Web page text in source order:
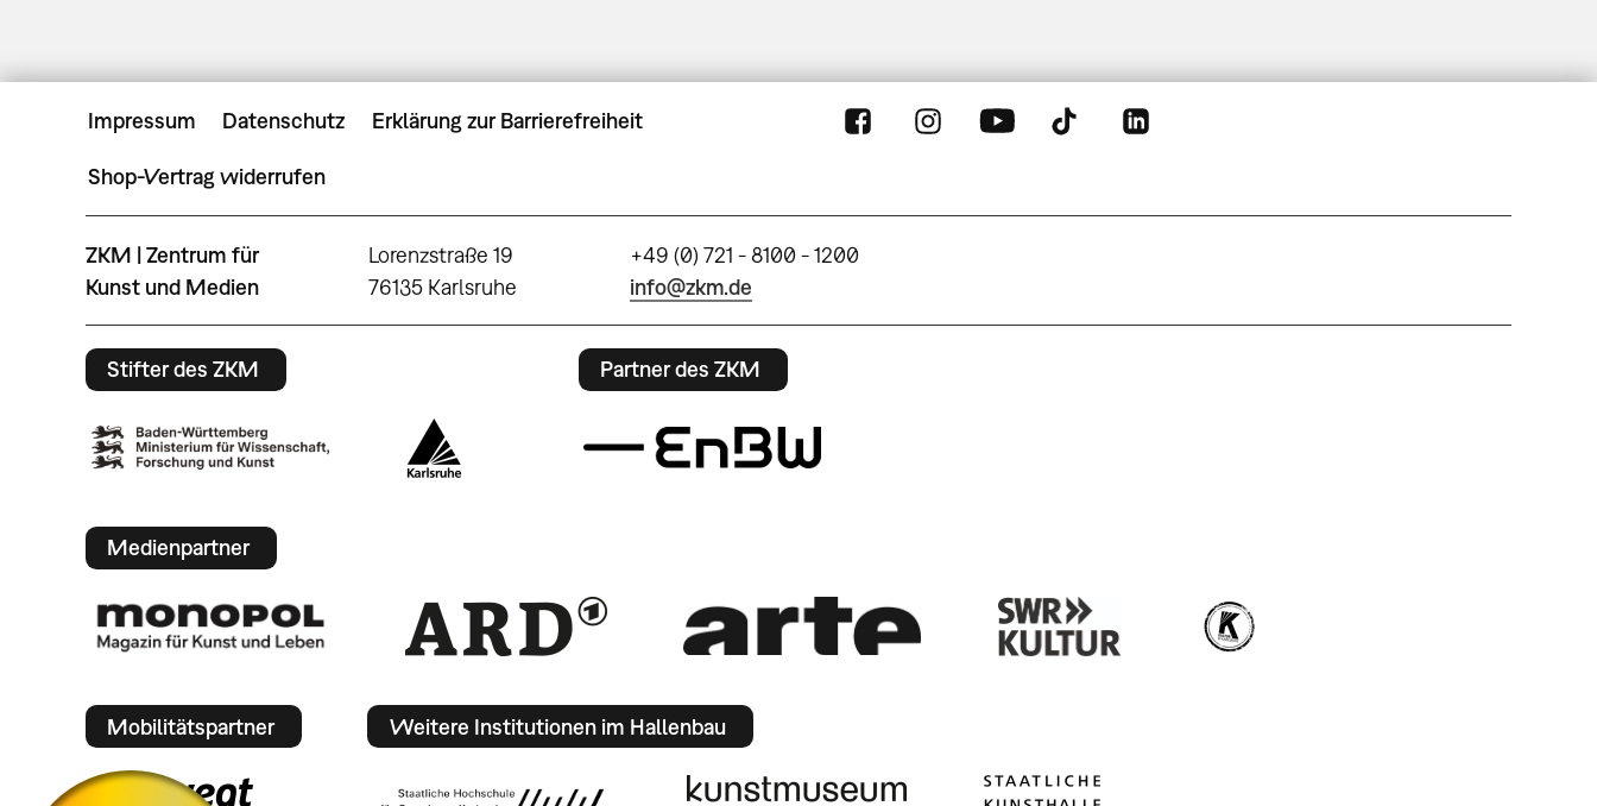
Impressum Datenschutz Erklärung zur Barrierefreiheit
Shop-Vertrag widerrufen
ZKM | Zentrum für
Kunst und Medien
Lorenzstraße 19
76135 Karlsruhe
+49 (0) 721 - 8100 - 1200
info@zkm.de
Stifter des ZKM Partner des ZKM
Medienpartner
Mobilitätspartner Weitere Institutionen im Hallenbau